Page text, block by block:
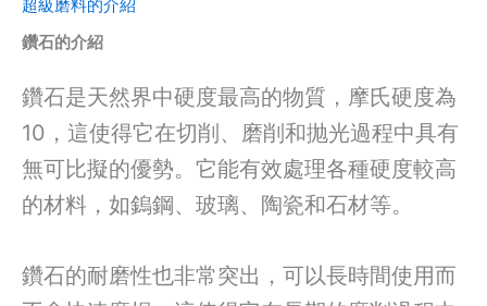
超級磨料的介紹
鑽石的介紹
鑽石是天然界中硬度最高的物質，摩氏硬度為
10，這使得它在切削、磨削和抛光過程中具有
無可比擬的優勢。它能有效處理各種硬度較高
的材料，如鎢鋼、玻璃、陶瓷和石材等。
鑽石的耐磨性也非常突出，可以長時間使用而